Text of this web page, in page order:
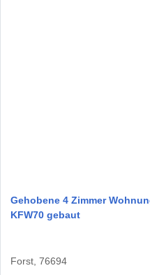
Gehobene 4 Zimmer
KFW70 gebaut
Forst, 76694